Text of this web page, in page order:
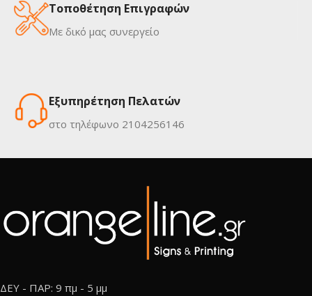
Τοποθέτηση Επιγραφών
Με δικό μας συνεργείο
Εξυπηρέτηση Πελατών
στο τηλέφωνο 2104256146
ΔΕΥ - ΠΑΡ: 9 πμ - 5 μμ